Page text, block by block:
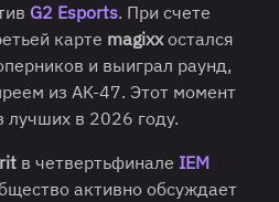
G2 Esports. При счете
карте magixxостался
и выиграл раунд,
из AK-47. Этот момент
в 2026 году.
в четвертьфинале IEM
активно обсуждает